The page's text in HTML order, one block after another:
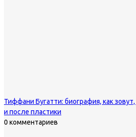
Тиффани Бугатти: биография, как
и после пластики
0 комментариев